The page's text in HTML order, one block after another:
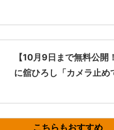
【10月9日まで無料公
に舘ひろし「カメラ止め